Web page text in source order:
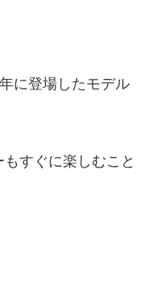
に登場したモデル
すぐに楽しむこと